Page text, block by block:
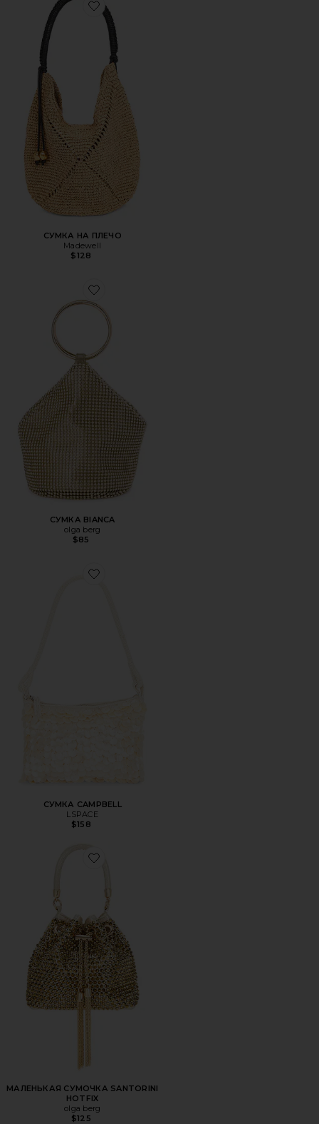
Favorite СУМКА НА ПЛЕЧО
СУМКА НА ПЛЕЧО
Madewell
$128
Favorite СУМКА BIANCA
СУМКА BIANCA
olga berg
$85
Favorite СУМКА CAMPBELL
СУМКА CAMPBELL
LSPACE
$158
Favorite МАЛЕНЬКАЯ СУМОЧКА SANTORINI HOTFIX
МАЛЕНЬКАЯ СУМОЧКА SANTORINI
HOTFIX
olga berg
$125